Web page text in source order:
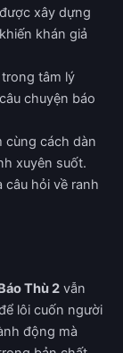
xây dựng
khán giả
tâm lý
chuyện báo
cùng cách dàn
xuyên suốt.
câu hỏi về ranh
Thù 2 vẫn
lôi cuốn người
động mà